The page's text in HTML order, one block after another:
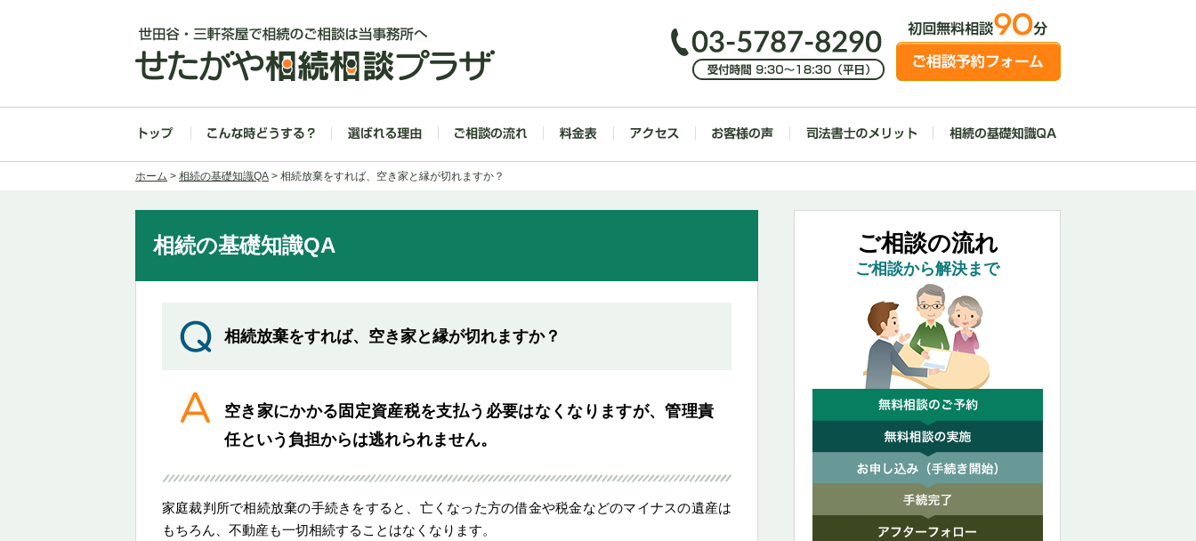
ホーム > 相続の基礎知識QA > 相続放棄をすれば、空き家と縁が切れますか？
相続の基礎知識QA
相続放棄をすれば、空き家と縁が切れますか？
空き家にかかる固定資産税を支払う必要はなくなりますが、管理責
任という負担からは逃れられません。
家庭裁判所で相続放棄の手続きをすると、亡くなった方の借金や税金などのマイナスの遺産は
もちろん、不動産も一切相続することはなくなります。
ご相談の流れ
ご相談から解決まで